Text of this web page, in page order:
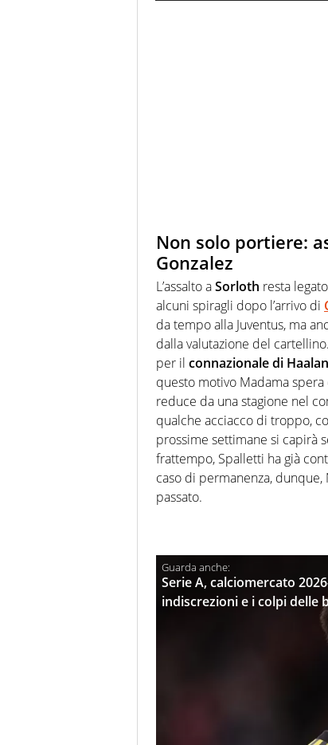
Non solo portiere:
Gonzalez
L’assalto aSorloth resta
alcuni spiragli dopo l’arrivo di
da tempo alla Juventus, ma
dalla valutazione del
per il connazionale di
questo motivo Madama
reduce da una stagione nel
qualche acciacco di troppo,
prossime settimane si capirà
frattempo, Spalletti ha già
caso di permanenza,
passato.
Serie A, calciomercato
indiscrezioni e i colpi delle